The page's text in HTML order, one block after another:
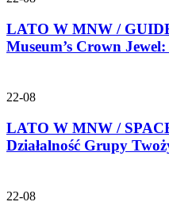
LATO W MNW /
Museum’s Crown
22-08
LATO W MNW /
Działalność Grupy
22-08